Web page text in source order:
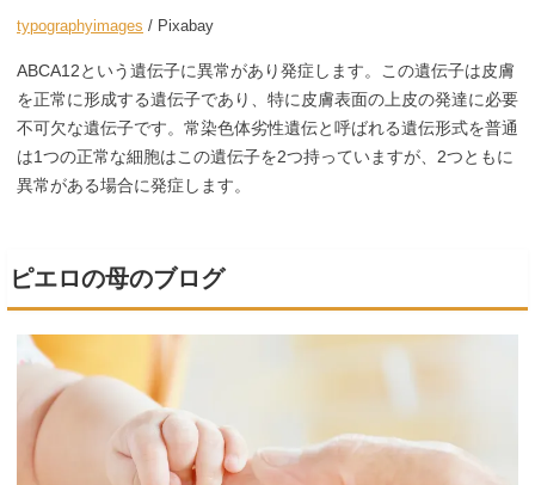
typographyimages / Pixabay
ABCA12という遺伝子に異常があり発症します。この遺伝子は皮膚
を正常に形成する遺伝子であり、特に皮膚表面の上皮の発達に必要
不可欠な遺伝子です。常染色体劣性遺伝と呼ばれる遺伝形式を普通
は1つの正常な細胞はこの遺伝子を2つ持っていますが、2つともに
異常がある場合に発症します。
ピエロの母のブログ